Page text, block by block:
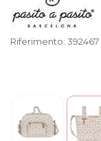
Riferimento: 392467